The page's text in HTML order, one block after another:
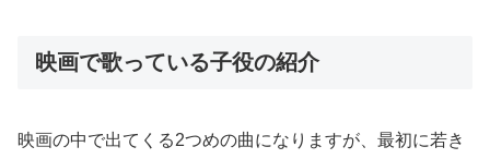
映画で歌っている子役の紹介
映画の中で出てくる2つめの曲になりますが、最初に若き